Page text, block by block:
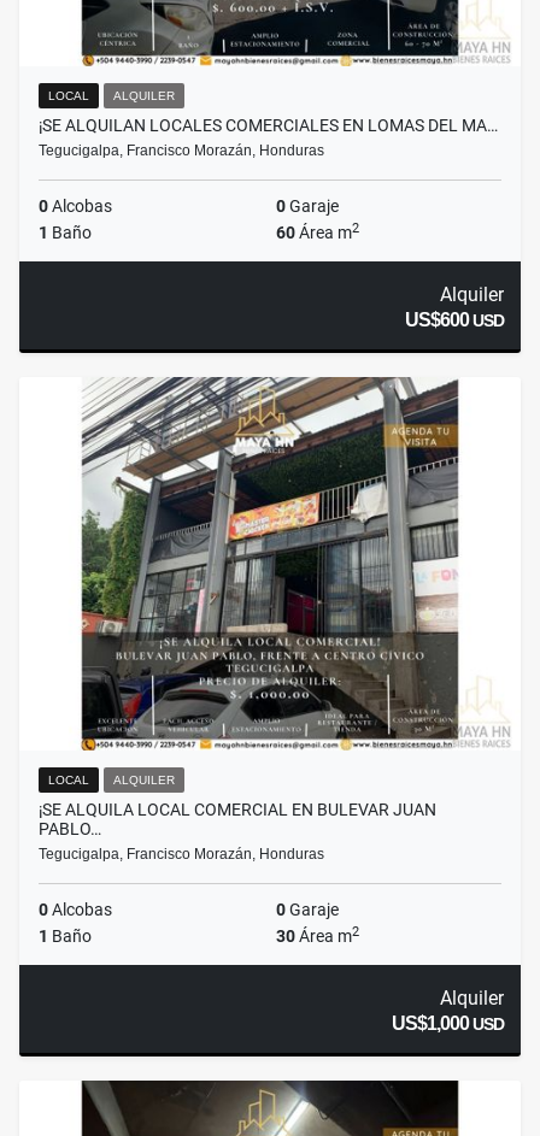
LOCAL ALQUILER
¡SE ALQUILAN LOCALES COMERCIALES EN LOMAS DEL MA…
Tegucigalpa, Francisco Morazán, Honduras
0Alcobas 0Garaje
1 Baño 60Área m2
Alquiler
US$600USD
LOCAL ALQUILER
¡SE ALQUILA LOCAL COMERCIAL EN BULEVAR JUAN
PABLO…
Tegucigalpa, Francisco Morazán, Honduras
0Alcobas 0Garaje
1 Baño 30Área m2
Alquiler
US$1,000USD